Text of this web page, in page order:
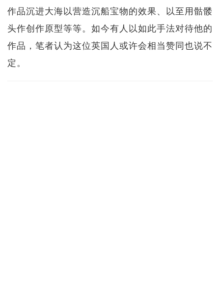
作品沉进大海以营造沉船宝物的效果、以至用骷髅
头作创作原型等等。如今有人以如此手法对待他的
作品，笔者认为这位英国人或许会相当赞同也说不
定。